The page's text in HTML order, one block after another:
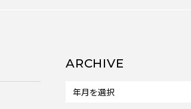
ARCHIVE